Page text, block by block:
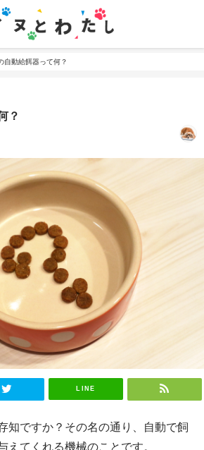
自動給餌器って何？
？
LINE
知ですか？その名の通り、自動で飼
えてくれる機械のことです。